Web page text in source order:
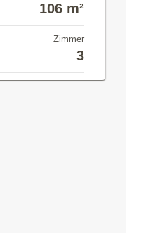
106 m²
Zimmer
3